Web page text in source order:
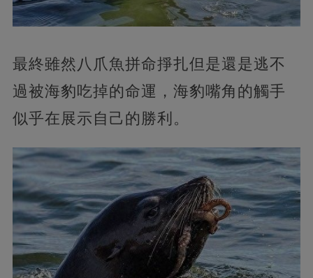
最終雖然八爪魚拼命掙扎但是還是逃不
過被海豹吃掉的命運，海豹嘴角的觸手
似乎在展示自己的勝利。